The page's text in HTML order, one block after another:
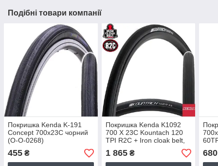
Подібні товари компанії
Покришка Kenda K-191
Concept 700х23C чорний
(O-O-0268)
455 ₴
Покришка Kenda K1092
700 X 23C Kountach 120
TPI R2C + Iron cloak belt,
чорний (O-O-0420)
1 865₴ 680